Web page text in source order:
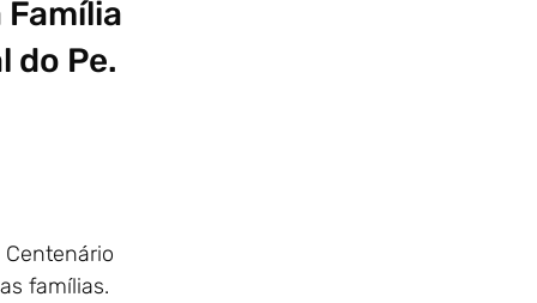
do Pe.
famílias.